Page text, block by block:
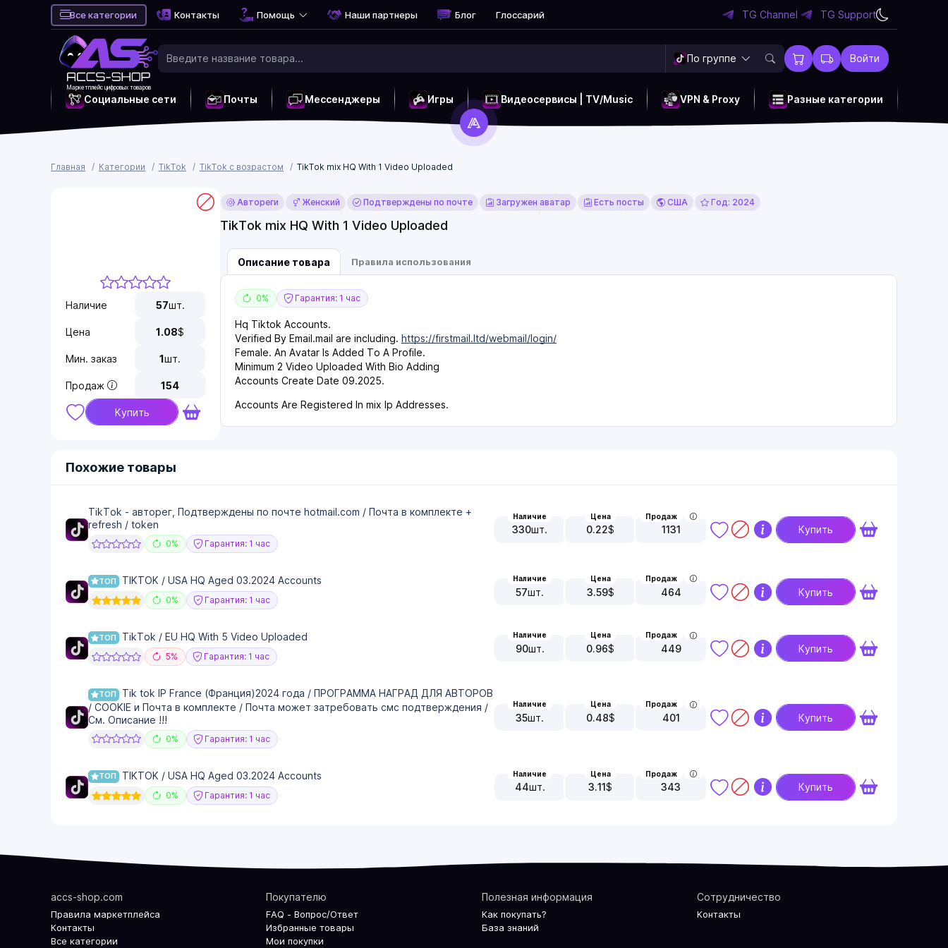
Все категории Контакты Помощь Наши партнеры Блог Глоссарий TG Channel TG Support
Маркетплейс цифровых товаров
По группе Войти
Социальные сети Почты Мессенджеры Игры Видеосервисы | TV/Music VPN & Proxy Разные категории
Главная Категории TikTok TikTok с возрастом TikTok mix HQ With 1 Video Uploaded
Наличие 57шт.
Цена 1.08$
Мин. заказ 1шт.
Продаж 154
Купить
Автореги Женский Подтверждены по почте Загружен аватар Есть посты США Год: 2024
TikTok mix HQ With 1 Video Uploaded
Описание товара Правила использования
0% Гарантия: 1 час
Hq Tiktok Accounts.
Verified By Email.mail are including. https://firstmail.ltd/webmail/login/
Female. An Avatar Is Added To A Profile.
Minimum 2 Video Uploaded With Bio Adding
Accounts Create Date 09.2025.
Accounts Are Registered In mix Ip Addresses.
Похожие товары
TikTok - авторег, Подтверждены по почте hotmail.com / Почта в комплекте +
refresh / token
0% Гарантия: 1 час
Наличие
330шт.
Цена
0.22$
Продаж
1131 Купить
ТОП TIKTOK / USA HQ Aged 03.2024 Accounts
0% Гарантия: 1 час
Наличие
57шт.
Цена
3.59$
Продаж
464 Купить
ТОП TikTok / EU HQ With 5 Video Uploaded
5% Гарантия: 1 час
Наличие
90шт.
Цена
0.96$
Продаж
449 Купить
ТОП
Tik tok IP France (Франция)2024 года / ПРОГРАММА НАГРАД ДЛЯ АВТОРОВ
/ COOKIE и Почта в комплекте / Почта может затребовать смс подтверждения /
См. Описание !!!
0% Гарантия: 1 час
Наличие
35шт.
Цена
0.48$
Продаж
401 Купить
ТОП TIKTOK / USA HQ Aged 03.2024 Accounts
0% Гарантия: 1 час
Наличие
44шт.
Цена
3.11$
Продаж
343 Купить
accs-shop.com
Правила маркетплейса
Контакты
Все категории
Покупателю
FAQ - Вопрос/Ответ
Избранные товары
Мои покупки
Полезная информация
Как покупать?
База знаний
Сотрудничество
Контакты